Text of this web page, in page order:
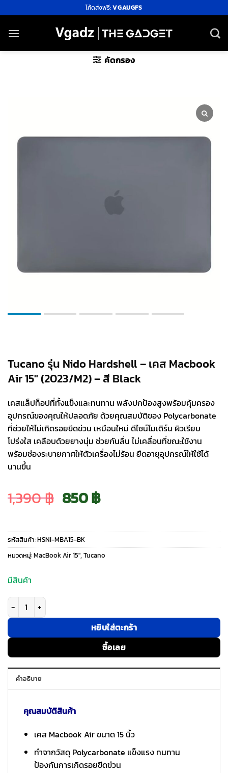
ไป
ยัง
โค้ดส่งฟรี:VGAUGFS
คัดกรอง
Tucano รุ่น Nido Hardshell – เคส Macbook
Air 15″ (2023/M2) – สี Black
เคสแล็ปท็อปที่ทั้งแข็งและทนทาน พลังปกป้องสูงพร้อมคุ้มครอง
อุปกรณ์ของคุณให้ปลอดภัย ด้วยคุณสมบัติของ Polycarbonate
ที่ช่วยให้ไม่เกิดรอยขีดข่วน เหมือนใหม่ ดีไซน์โมเดิร์น ผิวเรียบ
โปร่งใส เคลือบด้วยยางนุ่ม ช่วยกันลื่น ไม่เคลื่อนที่ขณะใช้งาน
พร้อมช่องระบายกาศให้ตัวเครื่องไม่ร้อน ยืดอายุอุปกรณ์ให้ใช้ได้
นานขึ้น
1,390฿ Original
price
was:
850฿Current
price
is:
รหัสสินค้า:HSNI-MBA15-BK
หมวดหมู่:MacBook Air 15″, Tucano
มีสินค้า
จำนวน Tucano รุ่น Nido Hardshell - เคส Macbook Air 15″ (2023/M2) -
หยิบใส่ตะกร้า
ซื้อเลย
คำอธิบาย
คุณสมบัติสินค้า
เคส Macbook Air ขนาด 15 นิ้ว
ทำจากวัสดุ Polycarbonate แข็งแรง ทนทาน
ป้องกันการเกิดรอยขีดข่วน